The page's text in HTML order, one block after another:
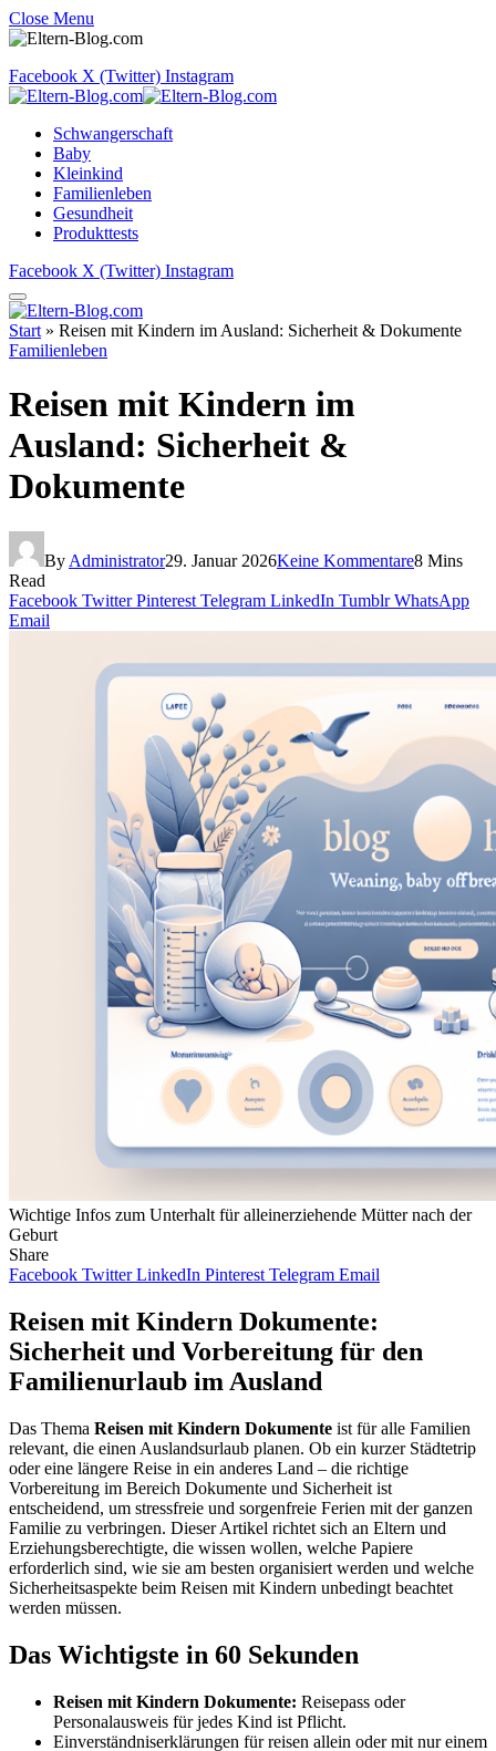
Close Menu
Facebook X (Twitter) Instagram
Schwangerschaft
Baby
Kleinkind
Familienleben
Gesundheit
Produkttests
Facebook X (Twitter) Instagram
Start » Reisen mit Kindern im Ausland: Sicherheit & Dokumente
Familienleben
Reisen mit Kindern im
Ausland: Sicherheit &
Dokumente
By Administrator29. Januar 2026Keine Kommentare8 Mins
Read
Facebook Twitter Pinterest Telegram LinkedIn Tumblr WhatsApp
Email
Wichtige Infos zum Unterhalt für alleinerziehende Mütter nach der
Geburt
Share
Facebook Twitter LinkedIn Pinterest Telegram Email
Reisen mit Kindern Dokumente:
Sicherheit und Vorbereitung für den
Familienurlaub im Ausland
Das Thema Reisen mit Kindern Dokumente ist für alle Familien
relevant, die einen Auslandsurlaub planen. Ob ein kurzer Städtetrip
oder eine längere Reise in ein anderes Land – die richtige
Vorbereitung im Bereich Dokumente und Sicherheit ist
entscheidend, um stressfreie und sorgenfreie Ferien mit der ganzen
Familie zu verbringen. Dieser Artikel richtet sich an Eltern und
Erziehungsberechtigte, die wissen wollen, welche Papiere
erforderlich sind, wie sie am besten organisiert werden und welche
Sicherheitsaspekte beim Reisen mit Kindern unbedingt beachtet
werden müssen.
Das Wichtigste in 60 Sekunden
Reisen mit Kindern Dokumente: Reisepass oder
Personalausweis für jedes Kind ist Pflicht.
Einverständniserklärungen für reisen allein oder mit nur einem